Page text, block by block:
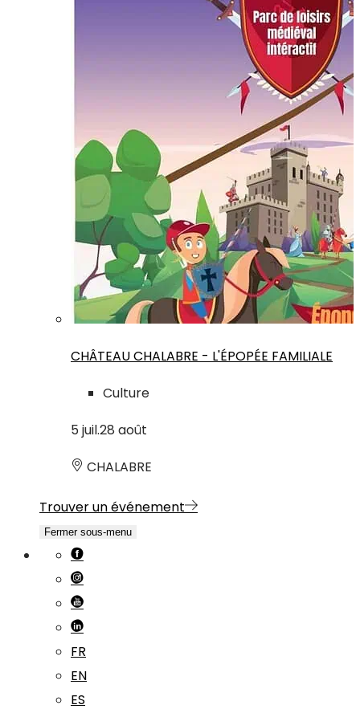
CHÂTEAU CHALABRE - L'ÉPOPÉE FAMILIALE
Culture
5 juil.28 août
CHALABRE
Trouver un événement
Fermer sous-menu
FR
EN
ES